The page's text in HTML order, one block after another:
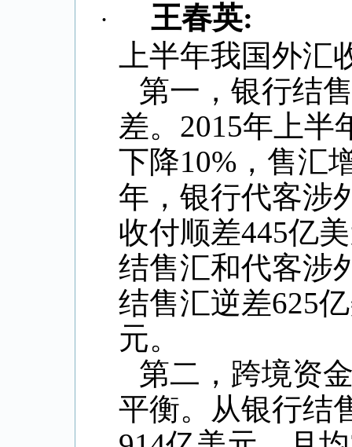
· 王春英:
上半年我国外
第一，银行结
差。 2015年上半
下降10%，售汇
年，银行代客涉
收付顺差445亿
结售汇和代客涉
结售汇逆差625
元。
第二，跨境资
平衡。从银行结